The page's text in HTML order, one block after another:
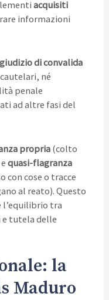
acquisiti
informazioni
di convalida
né
penale
ad altre fasi del
propria(colto
quasi-flagranza
con cose o tracce
al reato). Questo
l’equilibrio tra
e tutela delle
la
Maduro